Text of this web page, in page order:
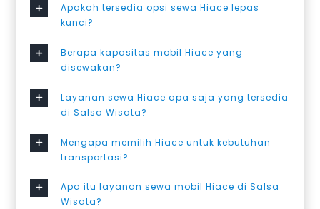
Apakah tersedia opsi sewa Hiace lepas
kunci?
Berapa kapasitas mobil Hiace yang
disewakan?
Layanan sewa Hiace apa saja yang tersedia
di Salsa Wisata?
Mengapa memilih Hiace untuk kebutuhan
transportasi?
Apa itu layanan sewa mobil Hiace di Salsa
Wisata?